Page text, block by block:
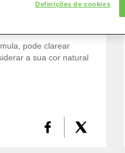
CREME GLOSS?
pode clarear
a sua cor natural
Definições de cookies